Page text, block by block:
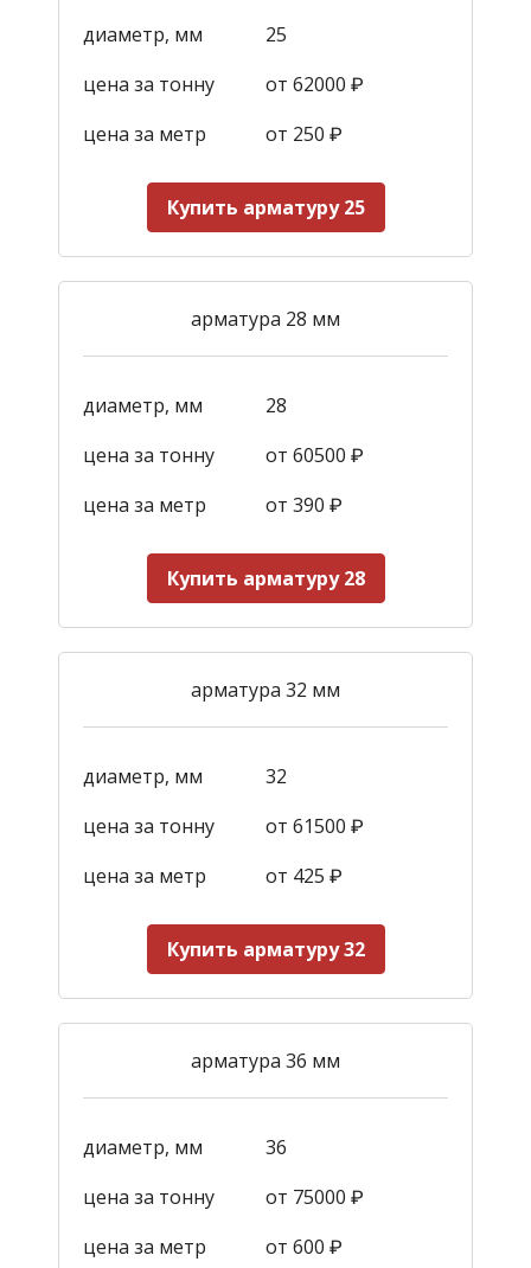
диаметр, мм
25
цена за тонну
от 62000 ₽
цена за метр
от 250 ₽
Купить арматуру 25
арматура 28 мм
диаметр, мм
28
цена за тонну
от 60500 ₽
цена за метр
от 390 ₽
Купить арматуру 28
арматура 32 мм
диаметр, мм
32
цена за тонну
от 61500 ₽
цена за метр
от 425 ₽
Купить арматуру 32
арматура 36 мм
диаметр, мм
36
цена за тонну
от 75000 ₽
цена за метр
от 600 ₽